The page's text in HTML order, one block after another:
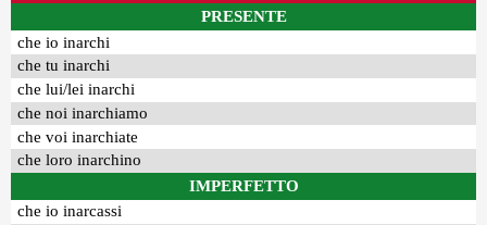
PRESENTE
che io inarchi
che tu inarchi
che lui/lei inarchi
che noi inarchiamo
che voi inarchiate
che loro inarchino
IMPERFETTO
che io inarcassi